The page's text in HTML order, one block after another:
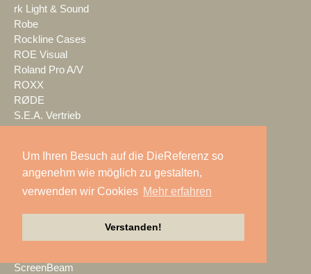
Um Ihren Besuch auf die DieReferenz so
angenehm wie möglich zu gestalten,
verwenden wir Cookies Mehr erfahren
Verstanden!
rk Light & Sound
Robe
Rockline Cases
ROE Visual
Roland Pro A/V
ROXX
RØDE
S.E.A. Vertrieb
satis&fy
SCHACHZUG
Schallwerk Audiotechnik
Schnick-Schnack-Systems
ScreenBeam